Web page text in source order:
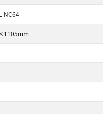
NC64